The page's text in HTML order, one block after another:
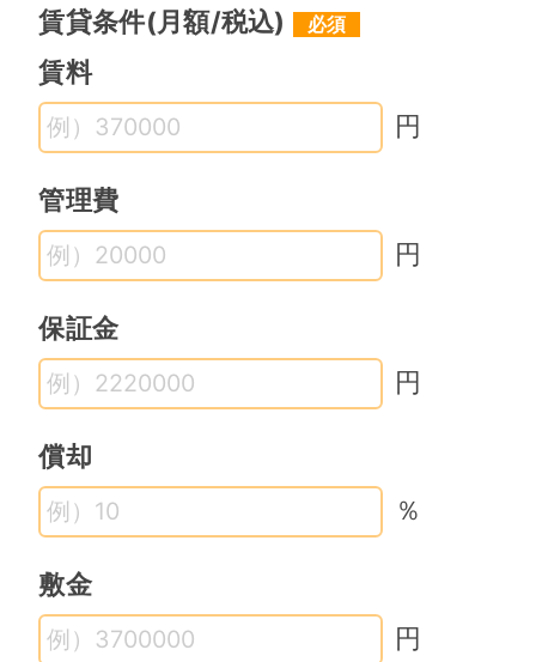
賃貸条件(月額/税込)
賃料
円
管理費
円
保証金
円
償却
％
敷金
円